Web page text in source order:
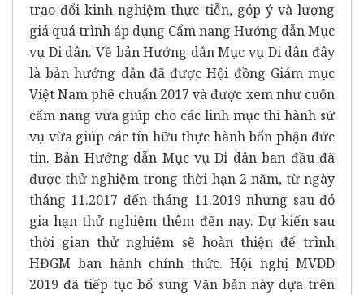
trao đổi kinh nghiệm thực tiễn, góp ý và lượng
giá quá trình áp dụng Cẩm nang Hướng dẫn Mục
vụ Di dân. Về bản Hướng dẫn Mục vụ Di dân đây
là bản hướng dẫn đã được Hội đồng Giám mục
Việt Nam phê chuẩn 2017 và được xem như cuốn
cẩm nang vừa giúp cho các linh mục thi hành sứ
vụ vừa giúp các tín hữu thực hành bổn phận đức
tin. Bản Hướng dẫn Mục vụ Di dân ban đầu đã
được thử nghiệm trong thời hạn 2 năm, từ ngày
tháng 11.2017 đến tháng 11.2019 nhưng sau đó
gia hạn thử nghiệm thêm đến nay. Dự kiến sau
thời gian thử nghiệm sẽ hoàn thiện để trình
HĐGM ban hành chính thức. Hội nghị MVDD
2019 đã tiếp tục bổ sung Văn bản này dựa trên